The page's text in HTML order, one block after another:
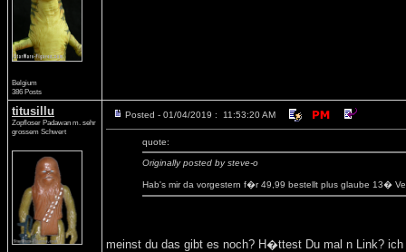
Belgium
386 Posts
titusillu
Zopfloser Padawan m. sehr
grossem Schwert
Posted - 01/04/2019 : 11:53:20 AM
quote:
Originally posted by steve-o
Hab's mir da vorgestern f�r 49,99 bestellt plus glaube 13�
meinst du das gibt es noch? H�ttest Du mal n Link?